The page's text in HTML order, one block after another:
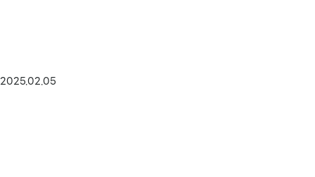
2025.02.05